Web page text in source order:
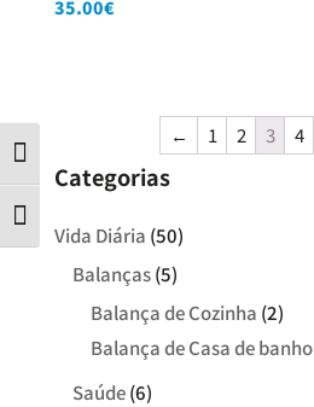
Contraste
Tamanho da letra
35.00€
← 1 2 3 4
Categorias
Vida Diária (50)
Balanças (5)
Balança de Cozinha (2)
Balança de Casa de banho
Saúde (6)